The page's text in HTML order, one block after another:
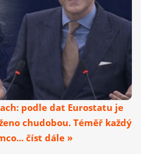
podle dat Eurostatu je
chudobou. Téměř každý
číst dále »